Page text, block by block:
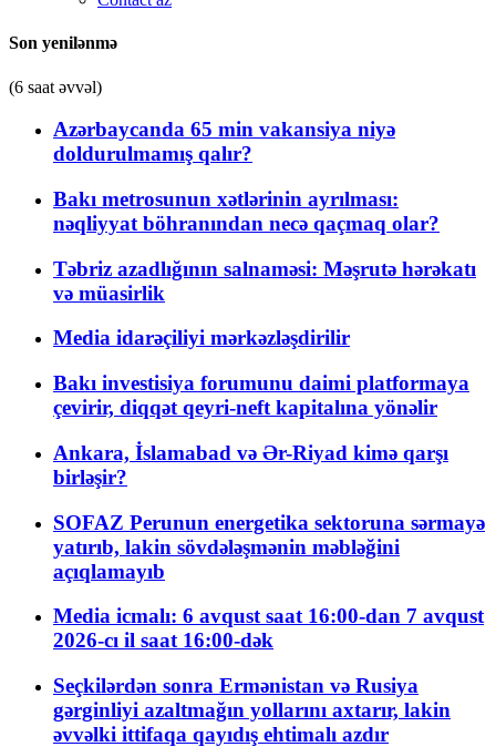
Son yenilənmə
(6 saat əvvəl)
Azərbaycanda 65 min vakansiya niyə
doldurulmamış qalır?
Bakı metrosunun xətlərinin ayrılması:
nəqliyyat böhranından necə qaçmaq olar?
Təbriz azadlığının salnaməsi: Məşrutə hərəkatı
və müasirlik
Media idarəçiliyi mərkəzləşdirilir
Bakı investisiya forumunu daimi platformaya
çevirir, diqqət qeyri-neft kapitalına yönəlir
Ankara, İslamabad və Ər-Riyad kimə qarşı
birləşir?
SOFAZ Perunun energetika sektoruna sərmayə
yatırıb, lakin sövdələşmənin məbləğini
açıqlamayıb
Media icmalı: 6 avqust saat 16:00-dan 7 avqust
2026-cı il saat 16:00-dək
Seçkilərdən sonra Ermənistan və Rusiya
gərginliyi azaltmağın yollarını axtarır, lakin
əvvəlki ittifaqa qayıdış ehtimalı azdır